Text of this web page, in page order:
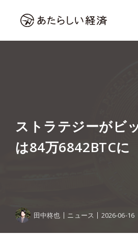
ストラテジーがビ
は84万6842BTCに
田中柊也 ニュース 2026-06-16